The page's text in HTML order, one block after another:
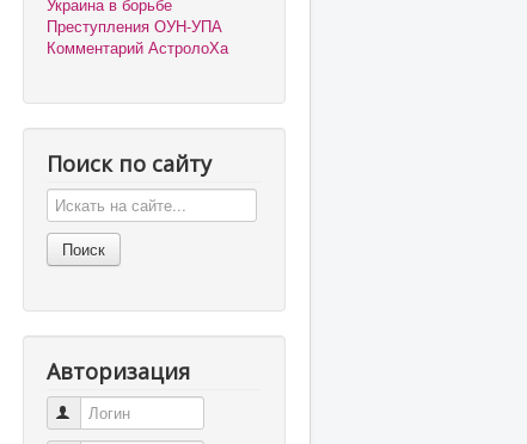
Преступления ОУН-УПА
Комментарий АстролоХа
Поиск по сайту
Авторизация
Логин